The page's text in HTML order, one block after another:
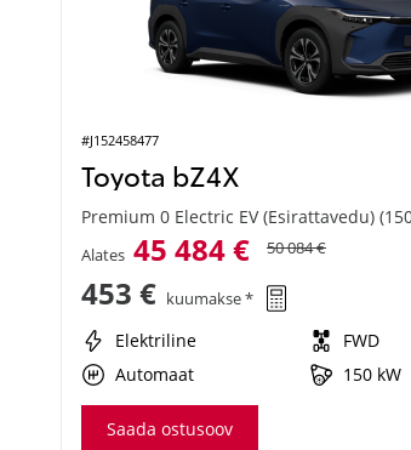
#J152458477
Toyota bZ4X
Premium 0 Electric EV (Esirattavedu)
Alates 45 484 € 50 084 €
453 € kuumakse *
Elektriline
FWD
Automaat
150 kW
Saada ostusoov